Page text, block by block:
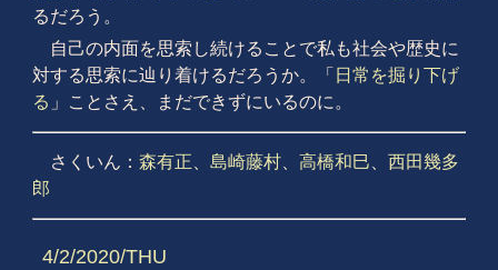
るだろう。
自己の内面を思索し続けることで私も社会や歴史に
対する思索に辿り着けるだろうか。「 日常を掘り下げ
る 」ことさえ、まだできずにいるのに。
さくいん： 森有正 島崎藤村、 高橋和巳
西田幾多
郎
4/2/2020/THU